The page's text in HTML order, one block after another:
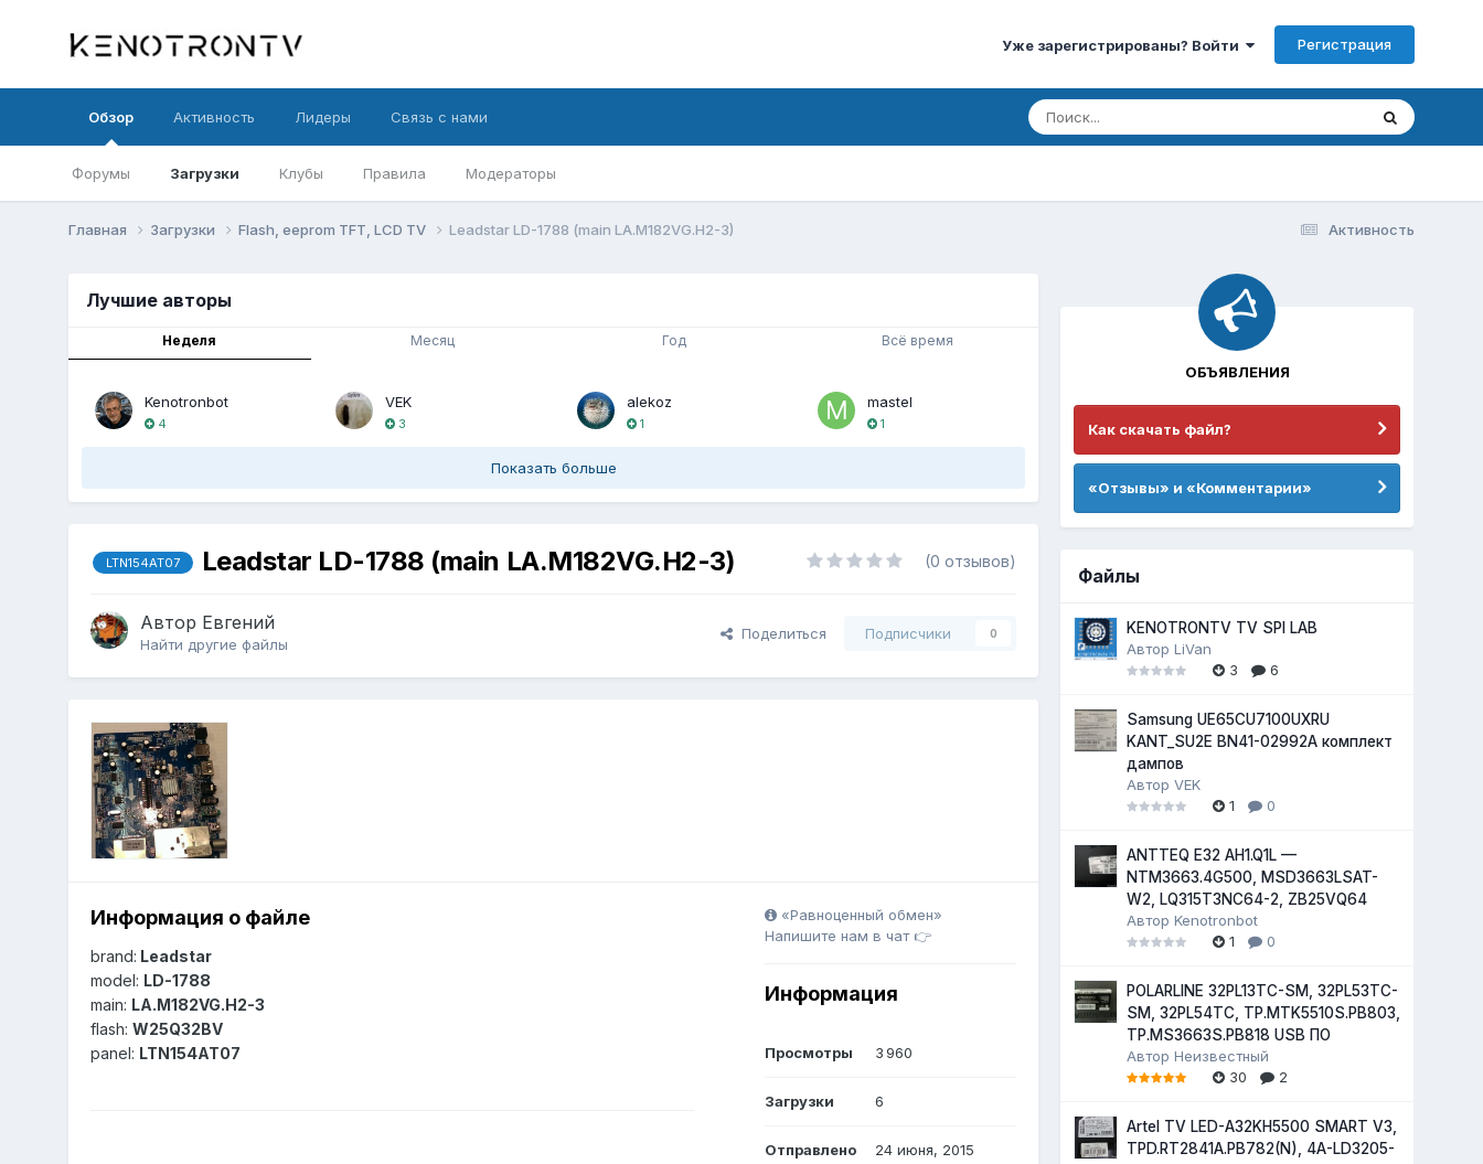
Уже зарегистрированы? Войти Регистрация
Обзор
Форумы Загрузки Клубы Правила Модераторы
Активность Лидеры Связь с нами
Активность
Главная Загрузки Flash, eeprom TFT, LCD TV Leadstar LD-1788 (main LA.M182VG.H2-3)
Лучшие авторы
Неделя Месяц Год Всё время
Kenotronbot
4
VEK
3
alekoz
1
mastel
1
Показать больше
LTN154AT07 Leadstar LD-1788 (main LA.M182VG.H2-3) (0 отзывов)
Автор Евгений
Найти другие файлы
Поделиться Подписчики 0
Информация о файле
brand: Leadstar
model: LD-1788
main: LA.M182VG.H2-3
flash:W25Q32BV
panel: LTN154AT07
«Равноценный обмен»
Напишите нам в чат 👉
Информация
Просмотры 3 960
Загрузки 6
Отправлено 24 июня, 2015
ОБЪЯВЛЕНИЯ
Как скачать файл?
«Отзывы» и «Комментарии»
Файлы
KENOTRONTV TV SPI LAB
АвторLiVan
3
6
Samsung UE65CU7100UXRU
KANT_SU2E BN41-02992A комплект
дампов
АвторVEK
1
0
ANTTEQ E32 AH1.Q1L —
NTM3663.4G500, MSD3663LSAT-
W2, LQ315T3NC64-2, ZB25VQ64
АвторKenotronbot
1
0
POLARLINE 32PL13TC-SM, 32PL53TC-
SM, 32PL54TC, TP.MTK5510S.PB803,
TP.MS3663S.PB818 USB ПО
АвторНеизвестный
30
2
Artel TV LED-A32KH5500 SMART V3,
TPD.RT2841A.PB782(N), 4A-LD3205-